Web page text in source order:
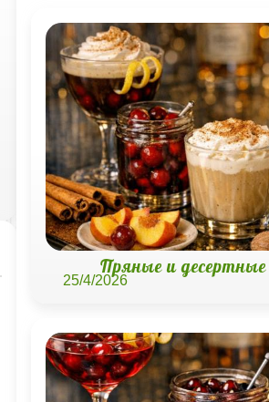
Пряные и
25/4/2026